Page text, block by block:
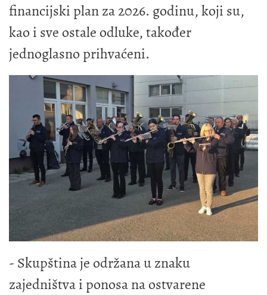
financijski plan za 2026. godinu, koji su,
kao i sve ostale odluke, također
jednoglasno prihvaćeni.
- Skupština je održana u znaku
zajedništva i ponosa na ostvarene